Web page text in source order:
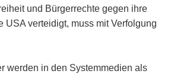
und Bürgerrechte gegen ihre
USA verteidigt, muss mit Verfolgung
werden in den Systemmedien als